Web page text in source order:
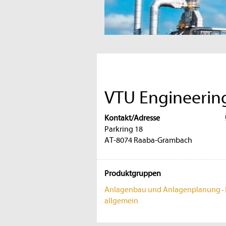
VTU
Kontakt/Adresse
Parkring 18
AT-8074 Raaba-Grambach
Produktgruppen
Anlagenbau und Anlagenplanung ·
allgemein